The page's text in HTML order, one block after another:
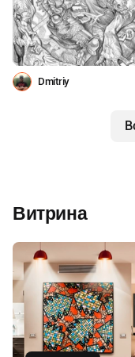
Dmitriy
Витрина
Купить